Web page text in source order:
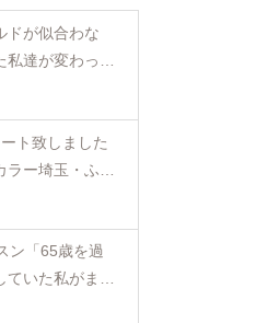
ドが似合わな
達が変わった
ソナルカラー
ト致しました
ー埼玉・ふじ
ン「65歳を過
ていた私がまた
た☺️埼玉・ふじ